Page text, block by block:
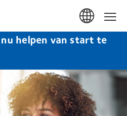
helpen van start te